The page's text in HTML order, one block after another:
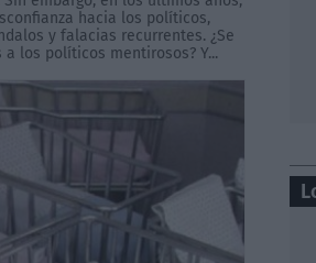
hacia los políticos,
y falacias recurrentes. ¿Se
los políticos mentirosos? Y...